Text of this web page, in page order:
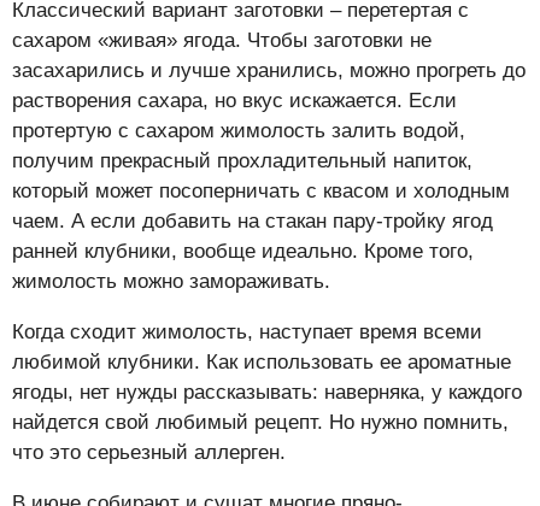
Классический вариант заготовки – перетертая с
сахаром «живая» ягода. Чтобы заготовки не
засахарились и лучше хранились, можно прогреть до
растворения сахара, но вкус искажается. Если
протертую с сахаром жимолость залить водой,
получим прекрасный прохладительный напиток,
который может посоперничать с квасом и холодным
чаем. А если добавить на стакан пару-тройку ягод
ранней клубники, вообще идеально. Кроме того,
жимолость можно замораживать.
Когда сходит жимолость, наступает время всеми
любимой клубники. Как использовать ее ароматные
ягоды, нет нужды рассказывать: наверняка, у каждого
найдется свой любимый рецепт. Но нужно помнить,
что это серьезный аллерген.